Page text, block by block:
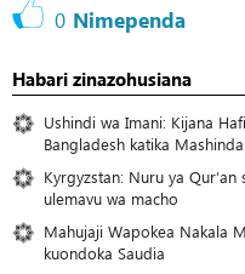
0 Nimependa
Habari zinazohusiana
Ushindi wa Imani: Kijana
Bangladesh katika
Kyrgyzstan: Nuru ya
ulemavu wa macho
Mahujaji Wapokea Nakala
kuondoka Saudia